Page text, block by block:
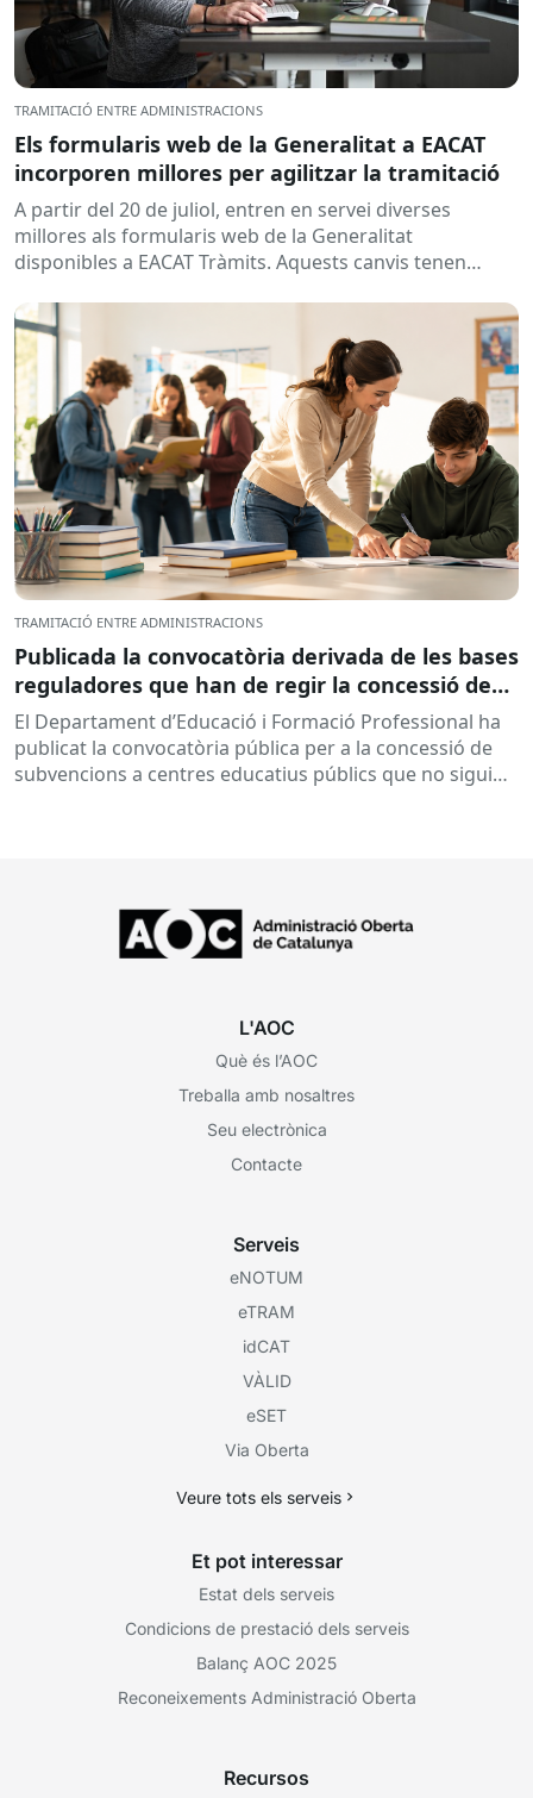
TRAMITACIÓ ENTRE ADMINISTRACIONS
Els formularis web de la Generalitat a EACAT
incorporen millores per agilitzar la tramitació
A partir del 20 de juliol, entren en servei diverses
millores als formularis web de la Generalitat
disponibles a EACAT Tràmits. Aquests canvis tenen
TRAMITACIÓ ENTRE ADMINISTRACIONS
Publicada la convocatòria derivada de les bases
reguladores que han de regir la concessió de
subvencions a centres educatius, per al
desenvolupament de programes de formació i
inserció, durant el curs 2026-2027
El Departament d’Educació i Formació Professional ha
publicat la convocatòria pública per a la concessió de
subvencions a centres educatius públics que no siguin
L'AOC
Què és l’AOC
Treballa amb nosaltres
Seu electrònica
Contacte
Serveis
eNOTUM
eTRAM
idCAT
VÀLID
eSET
Via Oberta
Veure tots els serveis
Et pot interessar
Estat dels serveis
Condicions de prestació dels serveis
Balanç AOC 2025
Reconeixements Administració Oberta
Recursos